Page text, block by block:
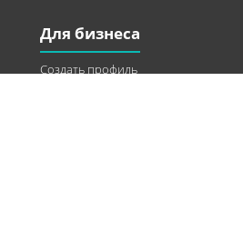
Для бизнеса
Создать профиль